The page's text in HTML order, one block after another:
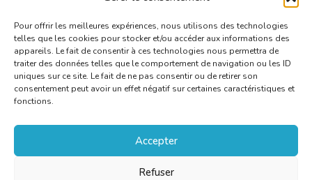
Pour offrir les meilleures expériences, nous utilisons des technologies
telles que les cookies pour stocker et/ou accéder aux informations des
appareils. Le fait de consentir à ces technologies nous permettra de
traiter des données telles que le comportement de navigation ou les ID
uniques sur ce site. Le fait de ne pas consentir ou de retirer son
consentement peut avoir un effet négatif sur certaines caractéristiques et
fonctions.
Accepter
Refuser